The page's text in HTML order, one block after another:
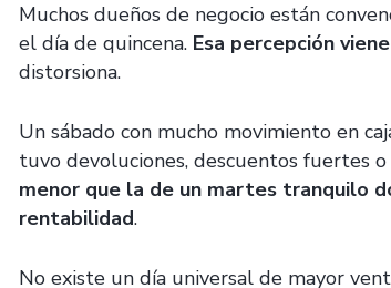
Muchos dueños de negocio están
el día de quincena. Esa percepción
distorsiona.
Un sábado con mucho movimiento en
tuvo devoluciones, descuentos fuertes
menor que la de un martes tranquilo
rentabilidad.
No existe un día universal de mayor